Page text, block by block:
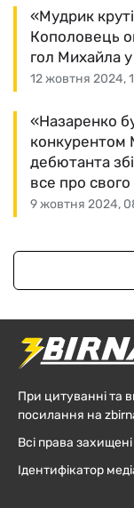
12 жовтня 2024,
«Мудрик
Кополовець
гол Михайла у
9 жовтня 2024,
«Назаренко
конкурентом
дебютанта
все про свого
При цитуванні та
посилання на
Всі права
Ідентифікатор